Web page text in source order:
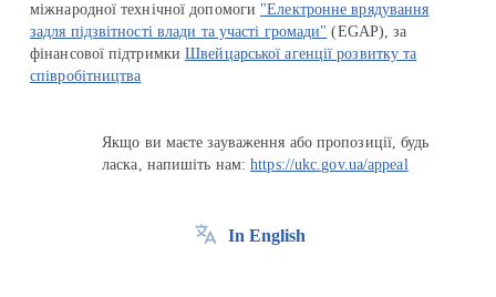
міжнародної технічної допомоги "Електронне врядування
задля підзвітності влади та участі громади" (EGAP), за
фінансової підтримкиШвейцарської агенції розвитку та
співробітництва
Якщо ви маєте зауваження або пропозиції, будь
ласка, напишіть нам:https://ukc.gov.ua/appeal
In English